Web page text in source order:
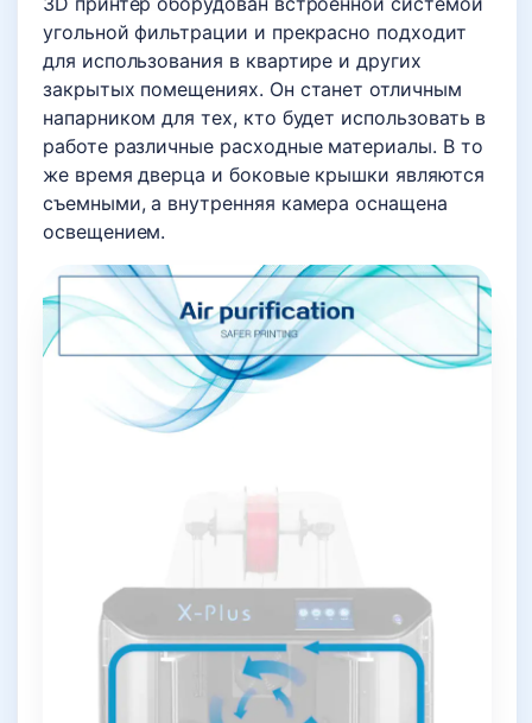
угольной фильтрации и прекрасно подходит
для использования в квартире и других
закрытых помещениях. Он станет отличным
напарником для тех, кто будет использовать в
работе различные расходные материалы. В то
же время дверца и боковые крышки являются
съемными, а внутренняя камера оснащена
освещением.